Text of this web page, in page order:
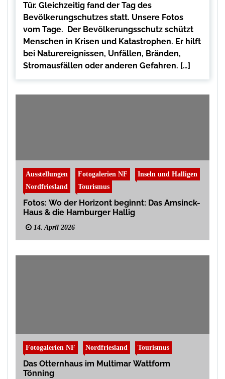
Tür. Gleichzeitig fand der Tag des
Bevölkerungschutzes statt. Unsere Fotos
vom Tage. Der Bevölkerungsschutz schützt
Menschen in Krisen und Katastrophen. Er hilft
bei Naturereignissen, Unfällen, Bränden,
Stromausfällen oder anderen Gefahren. […]
Ausstellungen Fotogalerien NF
Inseln und Halligen
Nordfriesland
Tourismus
Fotos: Wo der Horizont beginnt: Das Amsinck-
Haus & die Hamburger Hallig
14. April 2026
Fotogalerien NF Nordfriesland Tourismus
Das Otternhaus im Multimar Wattform
Tönning